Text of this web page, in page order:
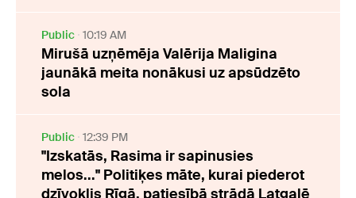
Public 10:19 AM
Mirušā uzņēmēja Valērija Maligina
jaunākā meita nonākusi uz apsūdzēto
sola
Public 12:39 PM
"Izskatās, Rasima ir sapinusies
melos..." Politiķes māte, kurai piederot
dzīvoklis Rīgā, patiesībā strādā Latgalē